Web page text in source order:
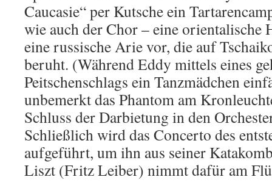
Caucasie“ per Kutsche ein
wie auch der Chor – eine orientalische
eine russische Arie vor, die auf
beruht. (Während Eddy mittels eines
Peitschenschlags ein Tanzmädchen
unbemerkt das Phantom am
Schluss der Darbietung in den
Schließlich wird das Concerto des
aufgeführt, um ihn aus seiner
Liszt (Fritz Leiber) nimmt dafür am